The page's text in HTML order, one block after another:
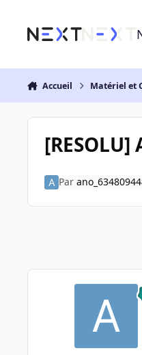
Accueil Matériel et
Par